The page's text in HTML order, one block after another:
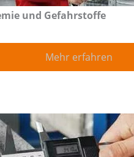
und Gefahrstoffe
Mehr erfahren